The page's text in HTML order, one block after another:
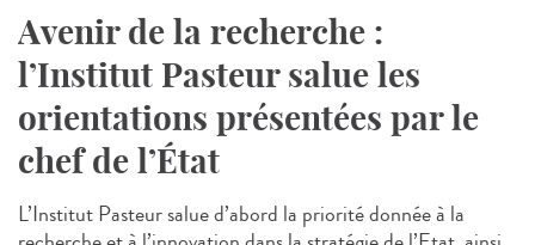
Avenir de la recherche :
l’Institut Pasteur salue les
orientations présentées par le
chef de l’État
L’Institut Pasteur salue d’abord la priorité donnée à la